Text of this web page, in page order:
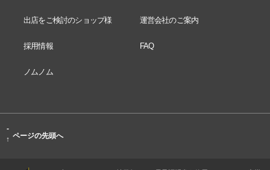
出店をご検討のショップ様 運営会社のご案内
採用情報 FAQ
ノムノム
-
↑ ページの先頭へ